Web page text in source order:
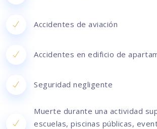
Accidentes de aviación
Accidentes en edificio de
Seguridad negligente
Muerte durante una actividad
escuelas, piscinas públicas,